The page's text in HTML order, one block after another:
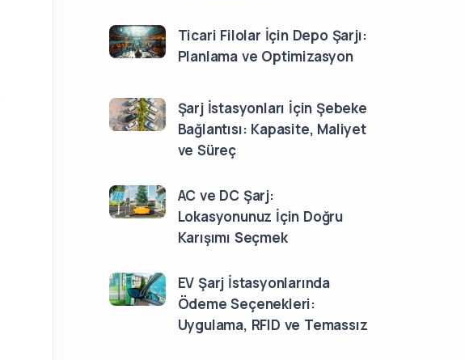
Ticari Filolar İçin Depo Şarjı:
Planlama ve Optimizasyon
Şarj İstasyonları İçin Şebeke
Bağlantısı: Kapasite, Maliyet
ve Süreç
AC ve DC Şarj:
Lokasyonunuz İçin Doğru
Karışımı Seçmek
EV Şarj İstasyonlarında
Ödeme Seçenekleri:
Uygulama, RFID ve Temassız